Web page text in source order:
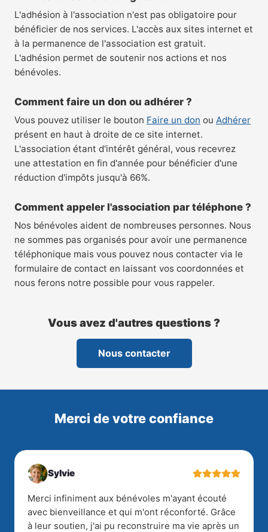
L'adhésion à l'association n'est pas obligatoire pour
bénéficier de nos services. L'accès aux sites internet et
à la permanence de l'association est gratuit.
L'adhésion permet de soutenir nos actions et nos
bénévoles.
Comment faire un don ou adhérer ?
Vous pouvez utiliser le bouton Faire un don ou Adhérer
présent en haut à droite de ce site internet.
L'association étant d'intérêt général, vous recevrez
une attestation en fin d'année pour bénéficier d'une
réduction d'impôts jusqu'à 66%.
Comment appeler l'association par téléphone ?
Nos bénévoles aident de nombreuses personnes. Nous
ne sommes pas organisés pour avoir une permanence
téléphonique mais vous pouvez nous contacter via le
formulaire de contact en laissant vos coordonnées et
nous ferons notre possible pour vous rappeler.
Vous avez d'autres questions ?
Nous contacter
Merci de votre confiance
Sylvie
Merci infiniment aux bénévoles m'ayant écouté
avec bienveillance et qui m'ont réconforté. Grâce
à leur soutien, j'ai pu reconstruire ma vie après un